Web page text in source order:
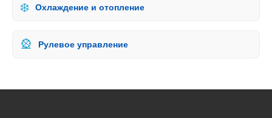
❄️ Охлаждение и отопление
🎡 Рулевое управление